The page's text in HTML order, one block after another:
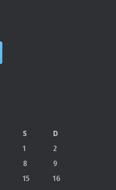
S
D
1
2
8
9
15
16